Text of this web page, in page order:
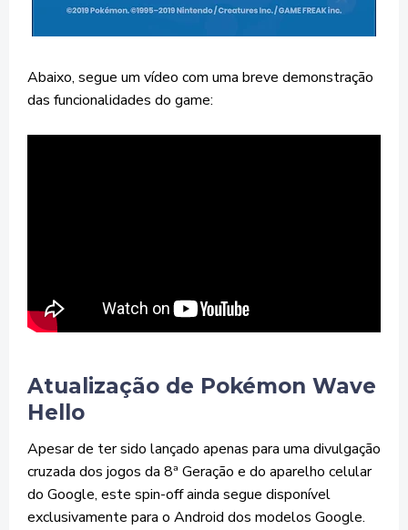
Abaixo, segue um vídeo com uma breve demonstração
das funcionalidades do game:
Atualização de Pokémon Wave
Hello
Apesar de ter sido lançado apenas para uma divulgação
cruzada dos jogos da 8ª Geração e do aparelho celular
do Google, este spin-off ainda segue disponível
exclusivamente para o Android dos modelos Google.